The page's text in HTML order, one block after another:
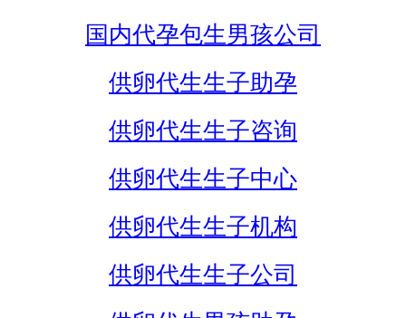
国内代孕包生男孩公司
供卵代生生子助孕
供卵代生生子咨询
供卵代生生子中心
供卵代生生子机构
供卵代生生子公司